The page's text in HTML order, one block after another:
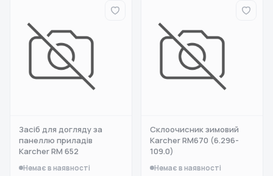
Засіб для догляду за
панеллю приладів
Karcher RM 652
Немає в наявності
Склоочисник зимовий
Karcher RM670 (6.296-
109.0)
Немає в наявності